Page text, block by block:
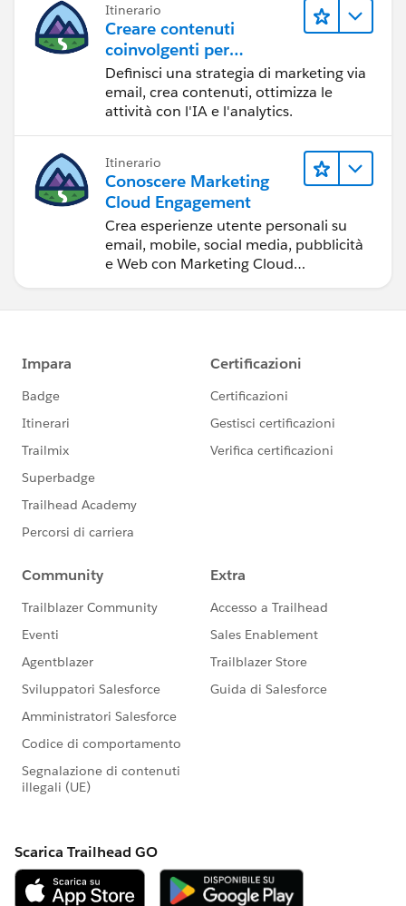
Itinerario
Creare contenuti
coinvolgenti per
raggiungere gli obiettivi
di marketing
Definisci una strategia di marketing via
email, crea contenuti, ottimizza le
attività con l'IA e l'analytics.
Itinerario
Conoscere Marketing
Cloud Engagement
Crea esperienze utente personali su
email, mobile, social media, pubblicità
e Web con Marketing Cloud